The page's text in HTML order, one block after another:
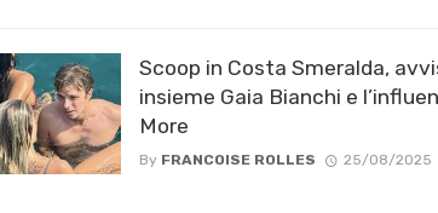
Scoop in Costa Smeralda,
insieme Gaia Bianchi e
More
By FRANCOISE ROLLES 25/08/2025